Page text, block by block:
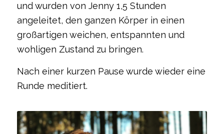
und wurden von Jenny 1,5 Stunden
angeleitet, den ganzen Körper in einen
großartigen weichen, entspannten und
wohligen Zustand zu bringen.
Nach einer kurzen Pause wurde wieder eine
Runde meditiert.